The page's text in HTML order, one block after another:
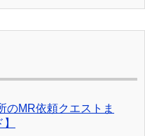
のMR依頼クエストま